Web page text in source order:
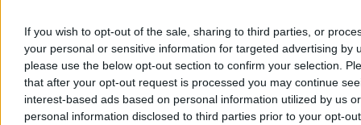
If you wish to opt-out of the sale, sharing to third parties, or
your personal or sensitive information for targeted advertising by
please use the below opt-out section to confirm your selection.
that after your opt-out request is processed you may continue
interest-based ads based on personal information utilized by us or
personal information disclosed to third parties prior to your opt-
Duże zmiany dla kierowców w Krakowie. Już od
poniedziałku